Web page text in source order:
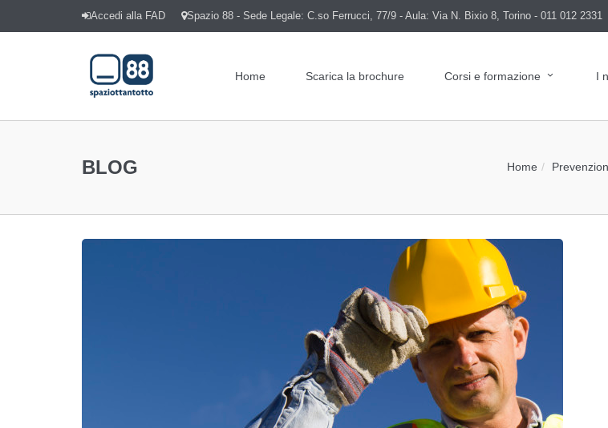
Accedi alla FAD Spazio 88 - Sede Legale: C.so Ferrucci, 77/9 - Aula: Via N. Bixio 8, Torino - 011 012 2331
Home Scarica la brochure Corsi e formazione I
BLOG Home